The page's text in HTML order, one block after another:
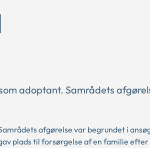
adoptant. Samrådets
afgørelse var begrundet i
plads til forsørgelse af en familie efter